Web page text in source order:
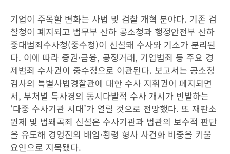
기업이 주목할 변화는 사법 및 검찰 개혁 분야다. 기존 검
찰청이 폐지되고 법무부 산하 공소청과 행정안전부 산하
중대범죄수사청(중수청)이 신설돼 수사와 기소가 분리된
다. 이에 따라 증권·금융, 공정거래, 기업범죄 등 주요 경
제범죄 수사권이 중수청으로 이관된다. 보고서는 공소청
검사의 특별사법경찰관에 대한 수사 지휘권이 폐지되면
서, 부처별 특사경의 동시다발적 수사 개시가 빈발하는
‘다중 수사기관 시대’가 열릴 것으로 전망했다. 또 재판소
원제 및 법왜곡죄 신설은 수사기관과 법관의 보수적 판단
을 유도해 경영진의 배임·횡령 형사 사건화 비중을 키울
요인으로 지목됐다.